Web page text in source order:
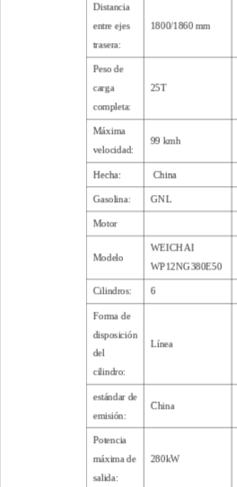
Distancia
entre ejes
trasera:
1800/1860 mm
Peso de
carga
completa:
25T
Máxima
velocidad:
99 kmh
Hecha: China
Gasolina: GNL
Motor
Modelo
WEICHAI
WP12NG380E50
Cilindros: 6
Forma de
disposición
del
cilindro:
Línea
estándar de
emisión:
China
Potencia
máxima de
salida:
280kW